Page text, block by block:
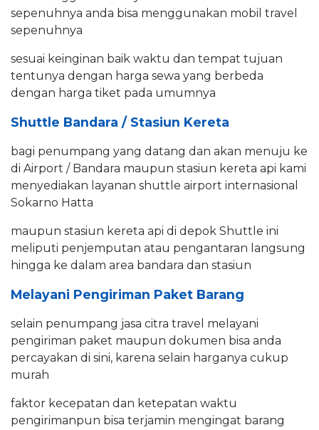
sepenuhnya anda bisa menggunakan mobil travel
sepenuhnya
sesuai keinginan baik waktu dan tempat tujuan
tentunya dengan harga sewa yang berbeda
dengan harga tiket pada umumnya
Shuttle Bandara / Stasiun Kereta
bagi penumpang yang datang dan akan menuju ke
di Airport / Bandara maupun stasiun kereta api kami
menyediakan layanan shuttle airport internasional
Sokarno Hatta
maupun stasiun kereta api di depok Shuttle ini
meliputi penjemputan atau pengantaran langsung
hingga ke dalam area bandara dan stasiun
Melayani Pengiriman Paket Barang
selain penumpang jasa citra travel melayani
pengiriman paket maupun dokumen bisa anda
percayakan di sini, karena selain harganya cukup
murah
faktor kecepatan dan ketepatan waktu
pengirimanpun bisa terjamin mengingat barang